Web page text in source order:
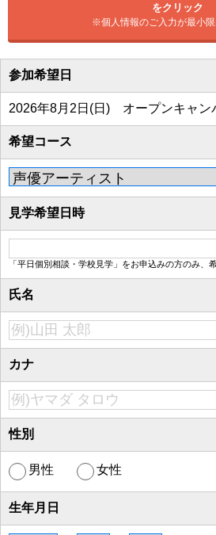
をクリック
※個人情報のご入力が最小
参加希望日
2026年8月2日(日) オープンキャン
希望コース
見学希望日時
「平日個別相談・学校見学」をお申込みの方のみ、
氏名
カナ
性別
男性 女性
生年月日